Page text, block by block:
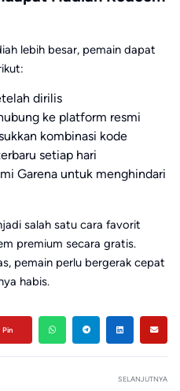
lebih besar, pemain dapat
dirilis
ke platform resmi
kombinasi kode
setiap hari
Garena untuk menghindari
salah satu cara favorit
premium secara gratis.
pemain perlu bergerak cepat
habis.
Pin
SELANJUTNYA